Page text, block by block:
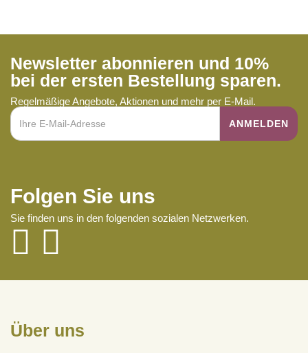
Newsletter abonnieren und 10%
bei der ersten Bestellung sparen.
Regelmäßige Angebote, Aktionen und mehr per E-Mail.
Folgen Sie uns
Sie finden uns in den folgenden sozialen Netzwerken.
Über uns